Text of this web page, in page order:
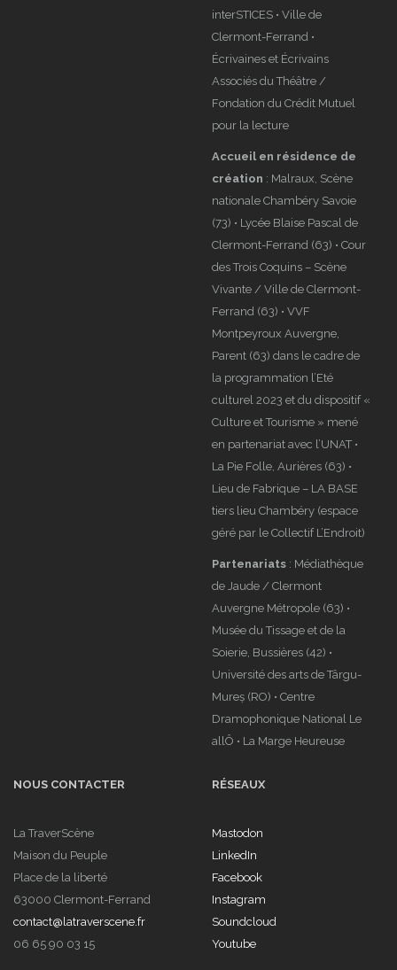
interSTICES • Ville de
Clermont-Ferrand •
Écrivaines et Écrivains
Associés du Théâtre /
Fondation du Crédit Mutuel
pour la lecture
Accueil en résidence de
création : Malraux, Scène
nationale Chambéry Savoie
(73) • Lycée Blaise Pascal de
Clermont-Ferrand (63) • Cour
des Trois Coquins – Scène
Vivante / Ville de Clermont-
Ferrand (63) • VVF
Montpeyroux Auvergne,
Parent (63) dans le cadre de
la programmation l’Eté
culturel 2023 et du dispositif «
Culture et Tourisme » mené
en partenariat avec l’UNAT •
La Pie Folle, Aurières (63) •
Lieu de Fabrique – LA BASE
tiers lieu Chambéry (espace
géré par le Collectif L’Endroit)
Partenariats : Médiathèque
de Jaude / Clermont
Auvergne Métropole (63) •
Musée du Tissage et de la
Soierie, Bussières (42) •
Université des arts de Târgu-
Mureș (RO) • Centre
Dramophonique National Le
allÔ • La Marge Heureuse
NOUS CONTACTER
La TraverScène
Maison du Peuple
Place de la liberté
63000 Clermont-Ferrand
contact@latraverscene.fr
06 65 90 03 15
RÉSEAUX
Mastodon
LinkedIn
Facebook
Instagram
Soundcloud
Youtube